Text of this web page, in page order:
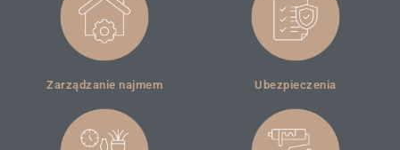
Zarządzanie najmem Ubezpieczenia